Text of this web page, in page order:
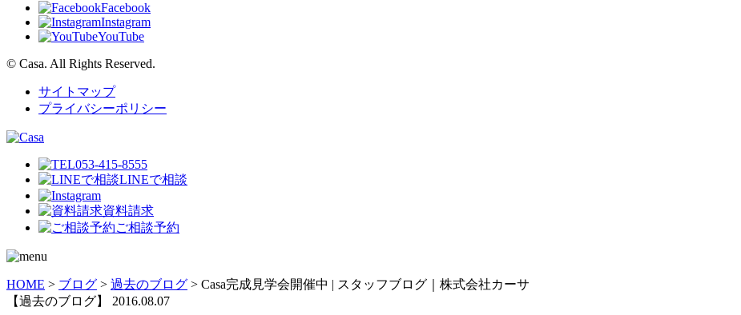
Facebook
Instagram
YouTube
© Casa. All Rights Reserved.
サイトマップ
プライバシーポリシー
053-415-8555
LINEで相談
資料請求
ご相談予約
HOME > ブログ > 過去のブログ > Casa完成見学会開催中 | スタッフブログ｜株式会社カーサ
【過去のブログ】 2016.08.07